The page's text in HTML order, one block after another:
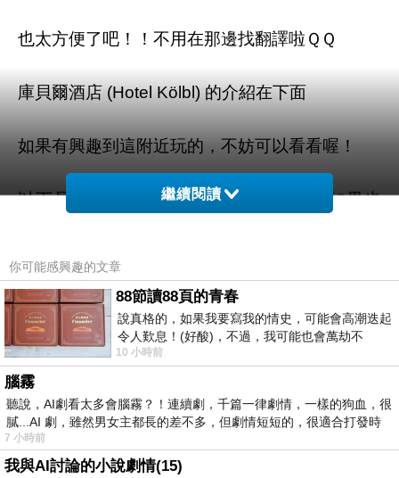
也太方便了吧！！不用在那邊找翻譯啦ＱＱ
庫貝爾酒店 (Hotel Kölbl) 的介紹在下面
如果有興趣到這附近玩的，不妨可以看看喔！
以下是 庫貝爾酒店 (Hotel Kölbl) 的介紹 如果也
PS.若您家裡有0~4歲的小朋友，點我進入索取免
費《迪士尼美語世界試用包》
↓↓↓限量特優價格按鈕↓↓↓
精選>國內訂房>
繼續閱讀
你可能感興趣的文章
88節讀88頁的青春
說真格的，如果我要寫我的情史，可能會高潮迭起
令人歎息！(好酸)，不過，我可能也會萬劫不
復...，每天跪鍵盤還是被判了花心的罪
10 小時前
腦霧
聽說，AI劇看太多會腦霧？！連續劇，千篇一律劇情，一樣的狗血，很
膩...AI 劇，雖然男女主都長的差不多，但劇情短短的，很適合打發時
7 小時前
我與AI討論的小說劇情(15)